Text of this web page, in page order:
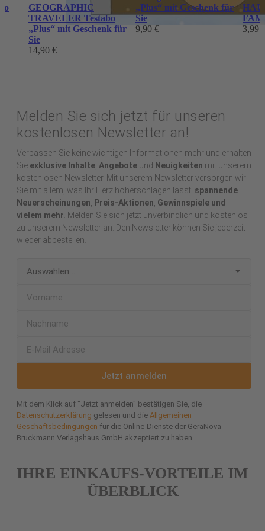
GEOGRAPHIC
TRAVELER Testabo
„Plus“ mit Geschenk für
Sie
14,90 €
„Plus“ mit Geschenk für
Sie
9,90 €
3,99
Melden Sie sich jetzt für unseren
kostenlosen Newsletter an!
Verpassen Sie keine wichtigen Informationen mehr und erhalten
Sie exklusive Inhalte, Angebote und Neuigkeiten mit unserem
kostenlosen Newsletter. Mit unserem Newsletter versorgen wir
Sie mit allem, was Ihr Herz höherschlagen lässt: spannende
Neuerscheinungen, Preis-Aktionen, Gewinnspiele und
vielem mehr . Melden Sie sich jetzt unverbindlich und kostenlos
zu unserem Newsletter an. Den Newsletter können Sie jederzeit
wieder abbestellen.
Jetzt anmelden
Mit dem Klick auf "Jetzt anmelden" bestätigen Sie, die
Datenschutzerklärung gelesen und die Allgemeinen
Geschäftsbedingungen für die Online-Dienste der GeraNova
Bruckmann Verlagshaus GmbH akzeptiert zu haben.
IHRE EINKAUFS-VORTEILE IM
ÜBERBLICK